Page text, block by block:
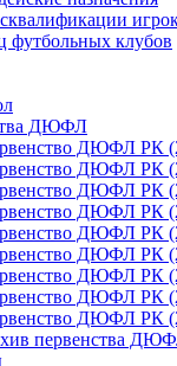
футбольных клубов
ДЮФЛ
ДЮФЛ РК
ДЮФЛ РК
ДЮФЛ РК
ДЮФЛ РК
ДЮФЛ РК
ДЮФЛ РК
ДЮФЛ РК
ДЮФЛ РК
ДЮФЛ РК
первенства